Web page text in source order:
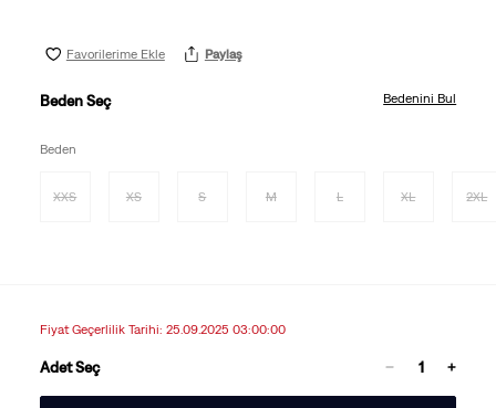
Favorilerime Ekle Paylaş
Beden Seç Bedenini Bul
Beden
XXS XS S M L XL 2XL
Fiyat Geçerlilik Tarihi: 25.09.2025 03:00:00
Adet Seç